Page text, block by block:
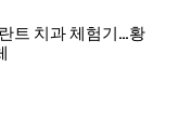
트 치과 체험기…황